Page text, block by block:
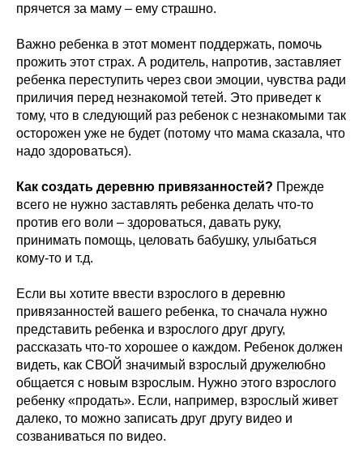
прячется за маму – ему страшно.
Важно ребенка в этот момент поддержать, помочь
прожить этот страх. А родитель, напротив, заставляет
ребенка переступить через свои эмоции, чувства ради
приличия перед незнакомой тетей. Это приведет к
тому, что в следующий раз ребенок с незнакомыми так
осторожен уже не будет (потому что мама сказала, что
надо здороваться).
Как создать деревню привязанностей? Прежде
всего не нужно заставлять ребенка делать что-то
против его воли – здороваться, давать руку,
принимать помощь, целовать бабушку, улыбаться
кому-то и т.д.
Если вы хотите ввести взрослого в деревню
привязанностей вашего ребенка, то сначала нужно
представить ребенка и взрослого друг другу,
рассказать что-то хорошее о каждом. Ребенок должен
видеть, как СВОЙ значимый взрослый дружелюбно
общается с новым взрослым. Нужно этого взрослого
ребенку «продать». Если, например, взрослый живет
далеко, то можно записать друг другу видео и
созваниваться по видео.